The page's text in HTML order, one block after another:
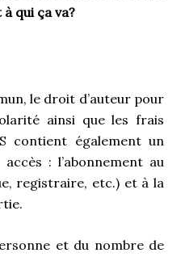
qui ça va?
le droit d’auteur pour
ainsi que les frais
contient également un
: l’abonnement au
registraire, etc.)et à la
et du nombre de